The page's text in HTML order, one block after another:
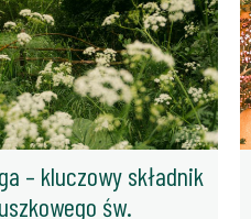
– kluczowy składnik
św.